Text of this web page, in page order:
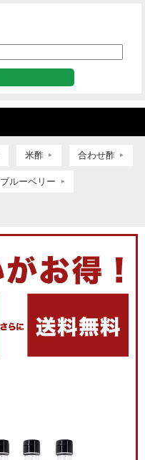
米酢 合わせ酢
ブルーベリー